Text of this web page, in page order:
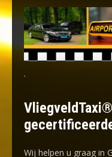
.
Wij helpen u graag in